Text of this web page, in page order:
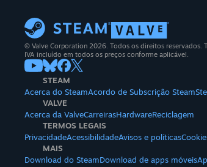
© Valve Corporation 2026. Todos os direitos reservados.
IVA incluído em todos os preços conforme aplicável.
STEAM
Acerca do SteamAcordo de Subscrição Steam
VALVE
Acerca da ValveCarreirasHardwareReciclagem
TERMOS LEGAIS
PrivacidadeAcessibilidadeAvisos e políticas
MAIS
Download do SteamDownload de apps móveis